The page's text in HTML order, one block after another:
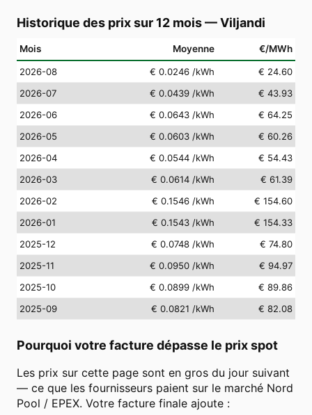
Historique des prix sur 12 mois—Viljandi
Mois Moyenne €/MWh
2026-08 € 0.0246 /kWh
€ 24.60
2026-07
€ 0.0439 /kWh
€ 43.93
2026-06
€ 0.0643 /kWh
€ 64.25
2026-05
€ 0.0603 /kWh
€ 60.26
2026-04
€ 0.0544 /kWh
€ 54.43
2026-03
€ 0.0614 /kWh
€ 61.39
2026-02
€ 0.1546 /kWh
€ 154.60
2026-01
€ 0.1543 /kWh
€ 154.33
2025-12
€ 0.0748 /kWh
€ 74.80
2025-11
€ 0.0950 /kWh
€ 94.97
2025-10
€ 0.0899 /kWh
€ 89.86
2025-09
€ 0.0821 /kWh € 82.08
Pourquoi votre facture dépasse le prix spot
Les prix sur cette page sont en gros du jour suivant
— ce que les fournisseurs paient sur le marché Nord
Pool / EPEX. Votre facture finale ajoute :